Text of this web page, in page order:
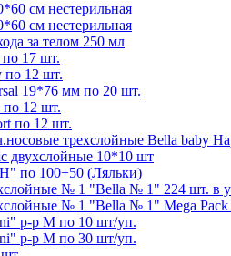
см нестерильная
см нестерильная
за телом 250 мл
17 шт.
12 шт.
19*76 мм по 20 шт.
12 шт.
по 12 шт.
трехслойные Bella baby
двухслойные 10*10 шт
по 100+50 (Ляльки)
№ 1 "Bella № 1" 224 шт. в
№ 1 "Bella № 1" Mega Pack
р-р М по 10 шт/уп.
р-р М по 30 шт/уп.